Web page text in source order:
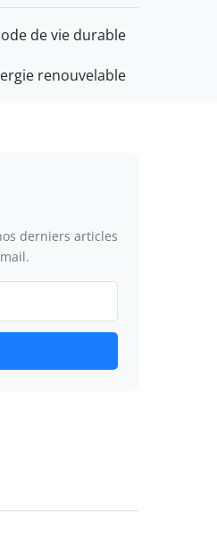
de vie durable
renouvelable
derniers articles